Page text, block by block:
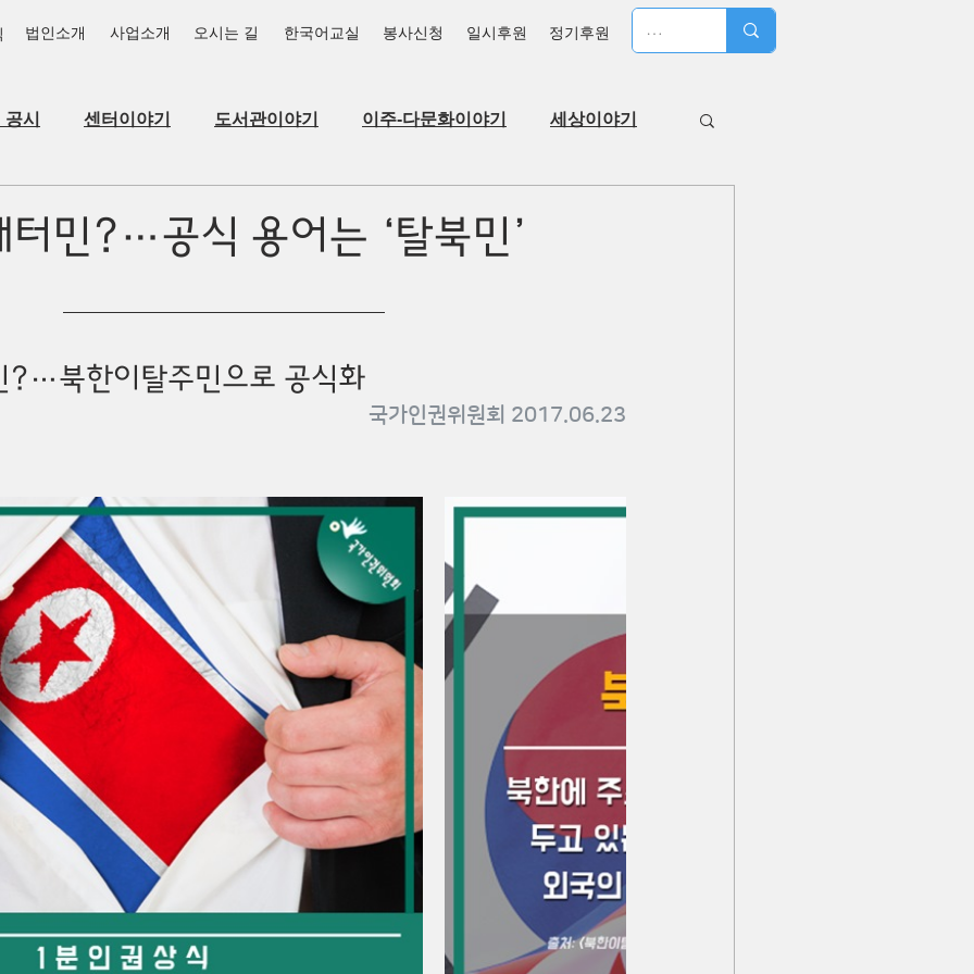
법인소개 사업소개 오시는 길 한국어교실 봉사신청 일시후원 정기후원
시 센터이야기 도서관이야기 이주-다문화이야기 세상이야기
터민?…공식 용어는 ‘탈북민’
?…북한이탈주민으로 공식화
국가인권위원회 2017.06.23